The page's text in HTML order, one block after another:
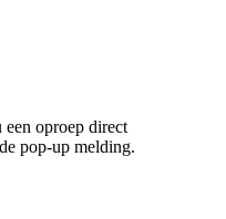
oproep direct
pop-up melding.